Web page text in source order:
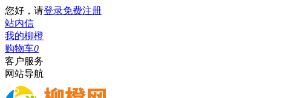
您好，请登录免费注册
站内信
我的柳橙
购物车0
客户服务
网站导航